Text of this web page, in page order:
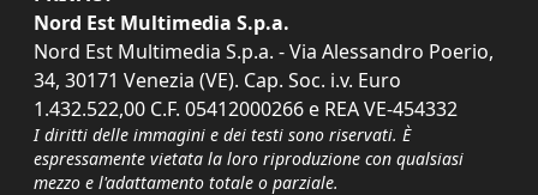
Nord Est Multimedia S.p.a.
Nord Est Multimedia S.p.a. - Via Alessandro Poerio,
34, 30171 Venezia (VE). Cap. Soc. i.v. Euro
1.432.522,00 C.F. 05412000266 e REA VE-454332
I diritti delle immagini e dei testi sono riservati. È
espressamente vietata la loro riproduzione con qualsiasi
mezzo e l'adattamento totale o parziale.